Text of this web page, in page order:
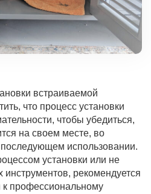
встраиваемой
что процесс установки
чтобы убедиться,
на своем месте, во
использовании.
установки или не
инструментов, рекомендуется
к профессиональному